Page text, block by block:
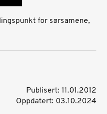
for sørsamene,
Publisert: 11.01.2012
Oppdatert: 03.10.2024